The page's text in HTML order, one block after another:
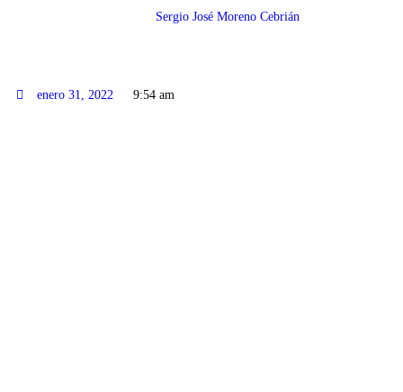
Sergio José Moreno Cebrián
enero 31, 2022 9:54 am